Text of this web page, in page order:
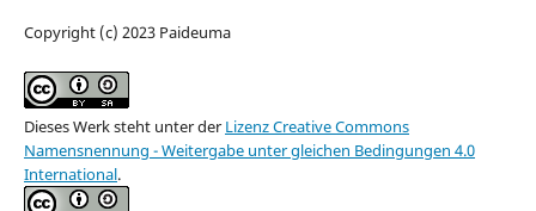
Copyright (c) 2023 Paideuma
Dieses Werk steht unter der Lizenz Creative Commons
Namensnennung - Weitergabe unter gleichen Bedingungen 4.0
International.